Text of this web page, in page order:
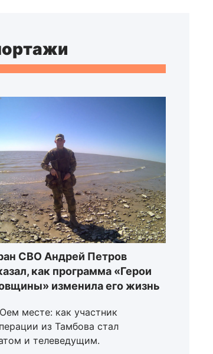
СВО Андрей Петров
как программа «Герои
изменила его жизнь
месте: как участник
из Тамбова стал
и телеведущим.